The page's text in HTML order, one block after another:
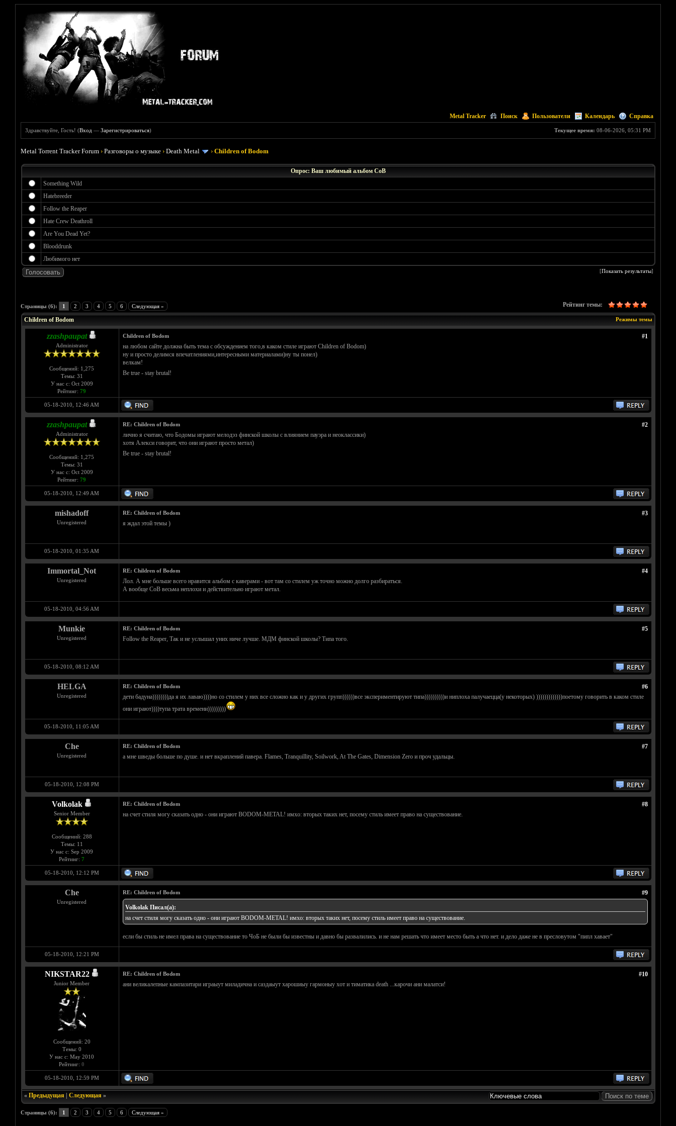
Metal Tracker Поиск Пользователи Календарь Справка
Текущее время: 08-06-2026, 05:31 PM
Здравствуйте, Гость! (Вход —Зарегистрироваться)
Metal Torrent Tracker Forum ›Разговоры о музыке ›Death Metal ›Children of Bodom
Опрос: Ваш любимый альбом CoB
Something Wild
Hatebreeder
Follow the Reaper
Hate Crew Deathroll
Are You Dead Yet?
Blooddrunk
Любимого нет
[Показать результаты]
Страницы (6): 1 2 3 4 5 6 Следующая » Рейтинг темы:
Голосов: 2 - Средняя оценка: 5
12345
Режимы темы
Children of Bodom
zzashpaupat
Administrator
Сообщений: 1,275
Темы: 31
У нас с: Oct 2009
Рейтинг: 79
#1
Children of Bodom
на любом сайте должна быть тема с обсуждением того,в каком стиле играют Children of Bodom)
ну и просто делимся впечатлениями,интересными материалами)ну ты понел)
велкам!
Be true - stay brutal!
05-18-2010, 12:46 AM
zzashpaupat
Administrator
Сообщений: 1,275
Темы: 31
У нас с: Oct 2009
Рейтинг: 79
#2
RE: Children of Bodom
лично я считаю, что Бодомы играют мелодэз финской школы с влиянием пауэра и неоклассики)
хотя Алекси говорит, что они играют просто метал)
Be true - stay brutal!
05-18-2010, 12:49 AM
mishadoff
Unregistered
#3
RE: Children of Bodom
я ждал этой темы )
05-18-2010, 01:35 AM
Immortal_Not
Unregistered
#4
RE: Children of Bodom
Лол. А мне больше всего нравится альбом с каверами - вот там со стилем уж точно можно долго разбираться.
А вообще CoB весьма неплохи и действительно играют метал.
05-18-2010, 04:56 AM
Munkie
Unregistered
#5
RE: Children of Bodom
Follow the Reaper, Так и не услышал уних ниче лучше. МДМ финской школы? Типа того.
05-18-2010, 08:12 AM
HELGA
Unregistered
#6
RE: Children of Bodom
дети бадуна))))))))да я их лаваю))))но со стилем у них все сложно как и у других групп))))))все экспериментируют типа))))))))))и ниплоха палучаецца(у некоторых) )))))))))))))поетому говорить в каком стиле
они играют))))тупа трата времени)))))))))
05-18-2010, 11:05 AM
Che
Unregistered
#7
RE: Children of Bodom
а мне шведы больше по душе. и нет вкраплений павера. Flames, Tranquillity, Soilwork, At The Gates, Dimension Zero и проч удальцы.
05-18-2010, 12:08 PM
Volkolak
Senior Member
Сообщений: 288
Темы: 11
У нас с: Sep 2009
Рейтинг: 7
#8
RE: Children of Bodom
на счет стиля могу сказать одно - они играют BODOM-METAL! имхо: вторых таких нет, посему стиль имеет право на существование.
05-18-2010, 12:12 PM
Che
Unregistered
#9
RE: Children of Bodom
Volkolak Писал(а):
на счет стиля могу сказать одно - они играют BODOM-METAL! имхо: вторых таких нет, посему стиль имеет право на существование.
если бы стиль не имел права на существование то ЧоБ не были бы известны и давно бы развалились. и не нам решать что имеет место быть а что нет. и дело даже не в пресловутом "пипл хавает"
05-18-2010, 12:21 PM
NIKSTAR22
Junior Member
Сообщений: 20
Темы: 0
У нас с: May 2010
Рейтинг: 0
#10
RE: Children of Bodom
ани великалепные кампазитари играыут миладична и саздаыут харошиыу гармоныу хот и тиматика death ...карочи ани малатси!
05-18-2010, 12:59 PM
« Предыдущая| Следующая»
Страницы (6): 1 2 3 4 5 6 Следующая »